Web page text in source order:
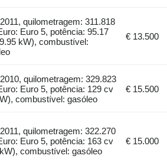
quilometragem: 311.818
Euro 5, potência: 95.17
kW), combustível:
€ 13.500
quilometragem: 329.823
Euro 5, potência: 129 cv
combustível: gasóleo
€ 15.500
quilometragem: 322.270
Euro 5, potência: 163 cv
combustível: gasóleo
€ 15.000